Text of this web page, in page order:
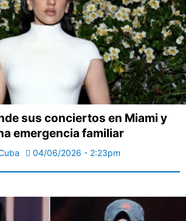
sus conciertos en Miami y
emergencia familiar
04/06/2026 - 2:23pm